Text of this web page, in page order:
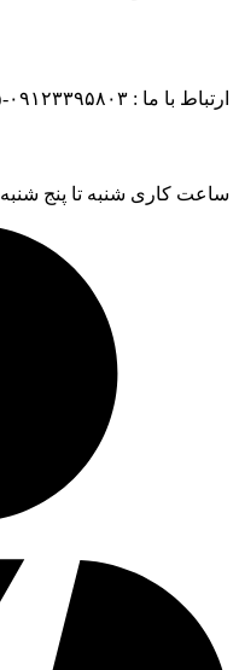
ارتباط با ما : ۰۹۱۲۳۳۹۵۸۰۳-۰۹۱۲۸۴۸۲۹۸۵
ساعت کاری شنبه تا پنج شنبه ۸ الی 20